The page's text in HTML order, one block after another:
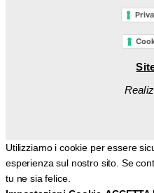
Utilizziamo i cookie per essere
esperienza sul nostro sito. Se
tu ne sia felice.